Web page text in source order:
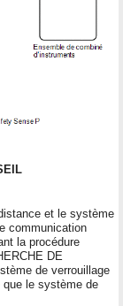
et le système
communication
la procédure
DE
de verrouillage
le système de